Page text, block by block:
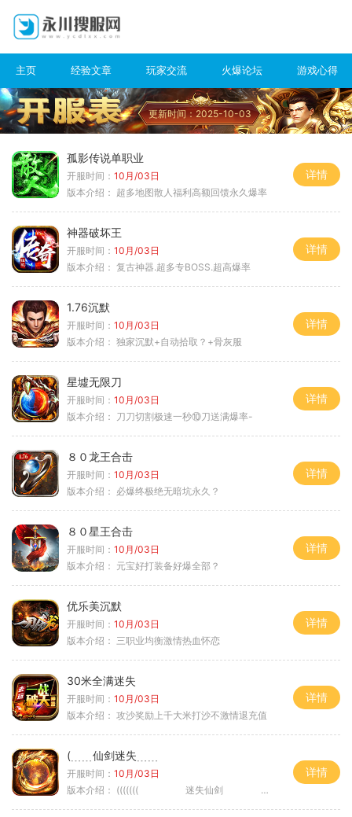
主页 经验文章 玩家交流 火爆论坛 游戏心得
更新时间：2025-10-03
孤影传说单职业
开服时间： 10月/03日
版本介绍： 超多地图散人福利高额回馈永久爆率
详情
神器破坏王
开服时间： 10月/03日
版本介绍： 复古神器.超多专BOSS.超高爆率
详情
1.76沉默
开服时间： 10月/03日
版本介绍： 独家沉默+自动拾取？+骨灰服
详情
星墟无限刀
开服时间： 10月/03日
版本介绍： 刀刀切割极速一秒⑩刀送满爆率-
详情
８０龙王合击
开服时间： 10月/03日
版本介绍： 必爆终极绝无暗坑永久？
详情
８０星王合击
开服时间： 10月/03日
版本介绍： 元宝好打装备好爆全部？
详情
优乐美沉默
开服时间： 10月/03日
版本介绍： 三职业均衡激情热血怀恋
详情
30米全满迷失
开服时间： 10月/03日
版本介绍： 攻沙奖励上千大米打沙不激情退充值
详情
(﹍﹍仙剑迷失﹍﹍
开服时间： 10月/03日
版本介绍： ((((((( 迷失仙剑 )))))
详情